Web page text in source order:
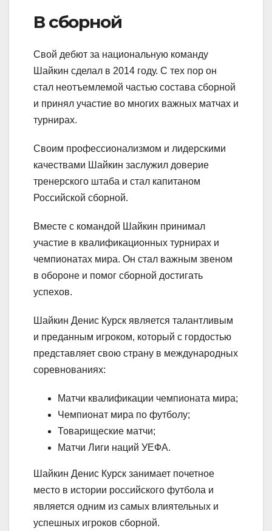
В сборной
Свой дебют за национальную команду
Шайкин сделал в 2014 году. С тех пор он
стал неотъемлемой частью состава сборной
и принял участие во многих важных матчах и
турнирах.
Своим профессионализмом и лидерскими
качествами Шайкин заслужил доверие
тренерского штаба и стал капитаном
Российской сборной.
Вместе с командой Шайкин принимал
участие в квалификационных турнирах и
чемпионатах мира. Он стал важным звеном
в обороне и помог сборной достигать
успехов.
Шайкин Денис Курск является талантливым
и преданным игроком, который с гордостью
представляет свою страну в международных
соревнованиях:
Матчи квалификации чемпионата мира;
Чемпионат мира по футболу;
Товарищеские матчи;
Матчи Лиги наций УЕФА.
Шайкин Денис Курск занимает почетное
место в истории российского футбола и
является одним из самых влиятельных и
успешных игроков сборной.